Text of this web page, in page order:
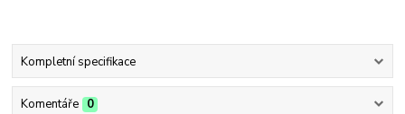
Kompletní specifikace
Komentáře 0